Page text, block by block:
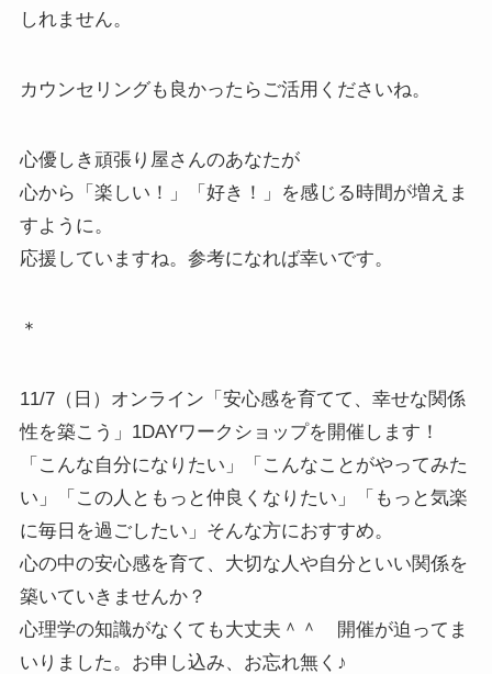
しれません。
カウンセリングも良かったらご活用くださいね。
心優しき頑張り屋さんのあなたが
心から「楽しい！」「好き！」を感じる時間が増えま
すように。
応援していますね。参考になれば幸いです。
＊
11/7（日）オンライン「安心感を育てて、幸せな関係
性を築こう」1DAYワークショップを開催します！
「こんな自分になりたい」「こんなことがやってみた
い」「この人ともっと仲良くなりたい」「もっと気楽
に毎日を過ごしたい」そんな方におすすめ。
心の中の安心感を育て、大切な人や自分といい関係を
築いていきませんか？
心理学の知識がなくても大丈夫＾＾ 開催が迫ってま
いりました。お申し込み、お忘れ無く♪